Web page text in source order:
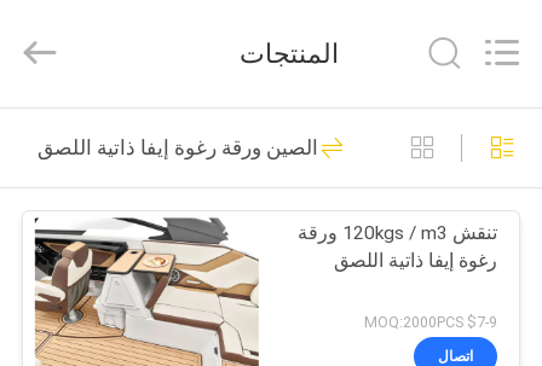
بيت
منتجات
أشرطة
فيديو
Copyright
2025
WeFoam
trading
All
Rights
Developed
ورقة التزيين قارب
رغوة EVA
20
المنتجات
الصين ورقة رغوة إيفا ذاتية اللصق
تنقش 120kgs / m3 ورقة
رغوة إيفا ذاتية اللصق
$7-9 MOQ:2000PCS
اتصال